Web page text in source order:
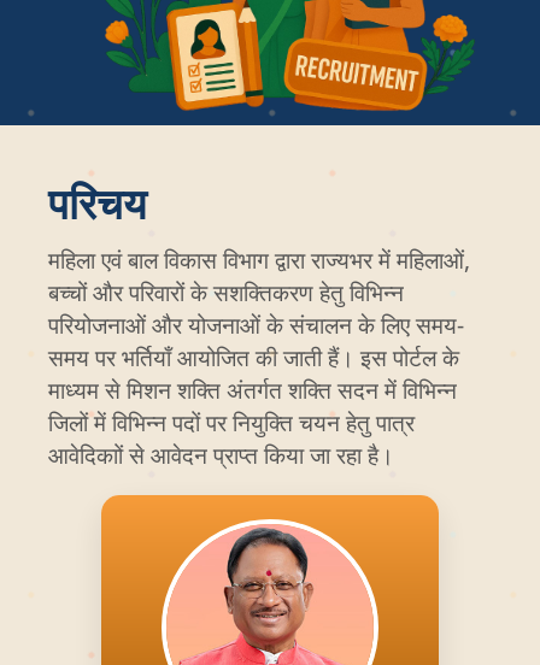
परिचय
महिला एवं बाल विकास विभाग द्वारा राज्यभर में महिलाओं,
बच्चों और परिवारों के सशक्तिकरण हेतु विभिन्न
परियोजनाओं और योजनाओं के संचालन के लिए समय-
समय पर भर्तियाँ आयोजित की जाती हैं। इस पोर्टल के
माध्यम से मिशन शक्ति अंतर्गत शक्ति सदन में विभिन्न
जिलों में विभिन्न पदों पर नियुक्ति चयन हेतु पात्र
आवेदिकाों से आवेदन प्राप्त किया जा रहा है।